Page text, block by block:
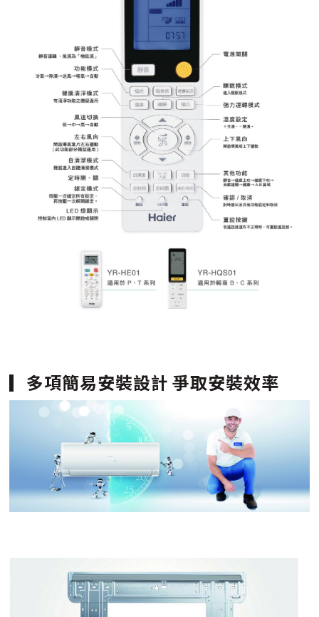
多項簡易安裝設計 爭取安裝效率